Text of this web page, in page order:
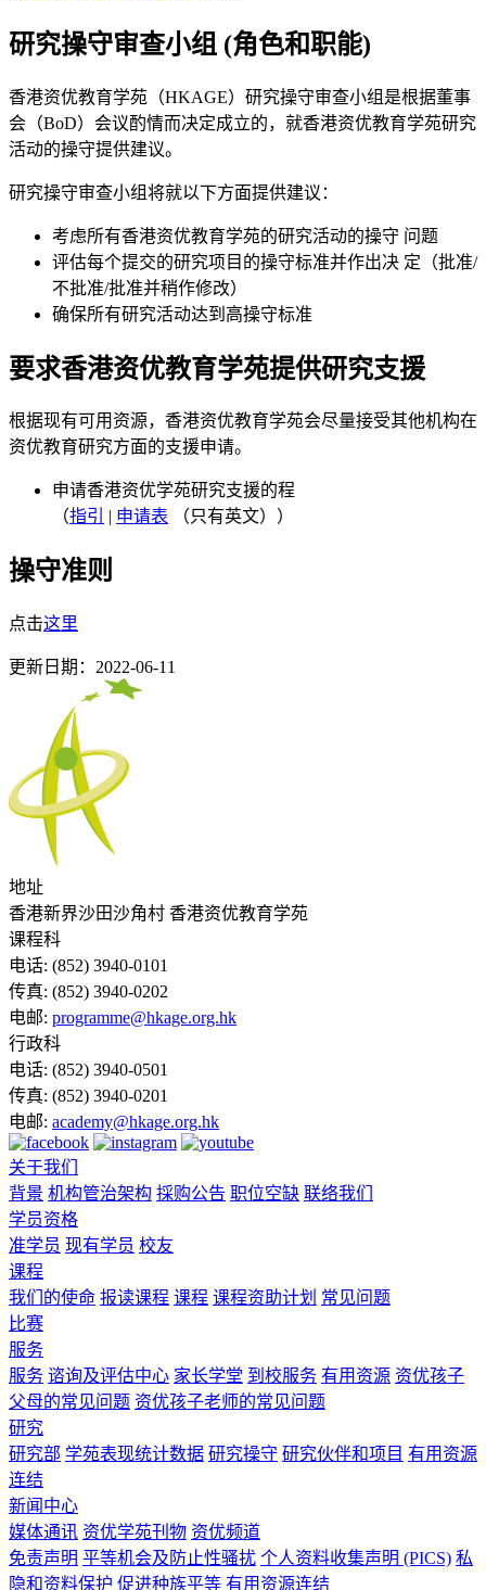
研究操守审查小组 (角色和职能)
香港资优教育学苑（HKAGE）研究操守审查小组是根据董事
会（BoD）会议酌情而决定成立的，就香港资优教育学苑研究
活动的操守提供建议。
研究操守审查小组将就以下方面提供建议：
考虑所有香港资优教育学苑的研究活动的操守 问题
评估每个提交的研究项目的操守标准并作出决 定（批准/
不批准/批准并稍作修改）
确保所有研究活动达到高操守标准
要求香港资优教育学苑提供研究支援
根据现有可用资源，香港资优教育学苑会尽量接受其他机构在
资优教育研究方面的支援申请。
申请香港资优学苑研究支援的程
（指引 | 申请表 （只有英文））
操守准则
点击这里
更新日期：2022-06-11
地址
香港新界沙田沙角村 香港资优教育学苑
课程科
电话: (852) 3940-0101
传真: (852) 3940-0202
电邮: programme@hkage.org.hk
行政科
电话: (852) 3940-0501
传真: (852) 3940-0201
电邮: academy@hkage.org.hk
关于我们
背景 机构管治架构 採购公告 职位空缺 联络我们
学员资格
准学员 现有学员 校友
课程
我们的使命 报读课程 课程 课程资助计划 常见问题
比赛
服务
服务 谘询及评估中心 家长学堂 到校服务 有用资源 资优孩子
父母的常见问题 资优孩子老师的常见问题
研究
研究部 学苑表现统计数据 研究操守 研究伙伴和项目 有用资源
连结
新闻中心
媒体通讯 资优学苑刊物 资优频道
免责声明 平等机会及防止性骚扰 个人资料收集声明 (PICS) 私
隐和资料保护 促进种族平等 有用资源连结